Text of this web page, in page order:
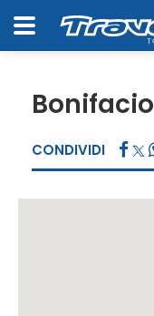
Bonifacio
CONDIVIDI